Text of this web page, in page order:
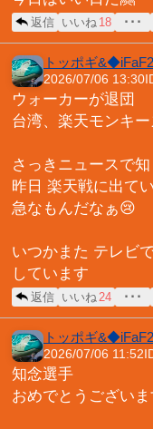
返信 いいね 18 ･･･
トッポギ
2026/07/06 13:30
ウォーカーが退団
台湾、楽天モンキ
さっきニュースで
昨日 楽天戦に出て
急なもんだなぁ😢
いつかまた テレビ
しています
返信 いいね 24 ･･･
トッポギ
2026/07/06 11:52
知念選手
おめでとうございま